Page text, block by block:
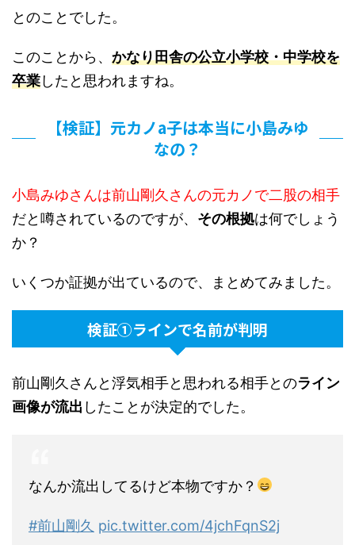
とのことでした。
このことから、 かなり田舎の公立小学校・中学校を
卒業したと思われますね。
【検証】元カノa子は本当に小島みゆ
なの？
小島みゆさんは前山剛久さんの元カノで二股の相手
だと噂されているのですが、 その根拠は何でしょう
か？
いくつか証拠が出ているので、まとめてみました。
検証①ラインで名前が判明
前山剛久さんと浮気相手と思われる相手とのライン
画像が流出 したことが決定的でした。
なんか流出してるけど本物ですか？
#前山剛久 pic.twitter.com/4jchFqnS2j